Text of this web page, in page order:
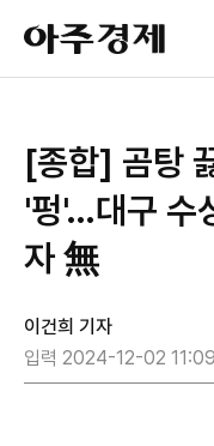
아
주
경
[종합] 곰탕
'펑'…대구 수
자 無
이건희 기자
입력 2024-12-02 11:09